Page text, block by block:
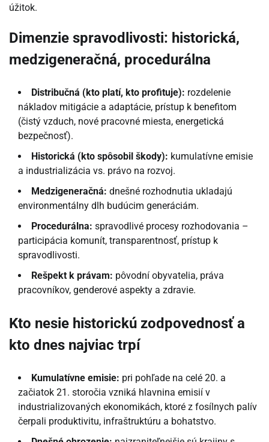
úžitok.
Dimenzie spravodlivosti: historická,
medzigeneračná, procedurálna
Distribučná (kto platí, kto profituje): rozdelenie
nákladov mitigácie a adaptácie, prístup k benefitom
(čistý vzduch, nové pracovné miesta, energetická
bezpečnosť).
Historická (kto spôsobil škody): kumulatívne emisie
a industrializácia vs. právo na rozvoj.
Medzigeneračná: dnešné rozhodnutia ukladajú
environmentálny dlh budúcim generáciám.
Procedurálna: spravodlivé procesy rozhodovania –
participácia komunít, transparentnosť, prístup k
spravodlivosti.
Rešpekt k právam: pôvodní obyvatelia, práva
pracovníkov, genderové aspekty a zdravie.
Kto nesie historickú zodpovednosť a
kto dnes najviac trpí
Kumulatívne emisie: pri pohľade na celé 20. a
začiatok 21. storočia vzniká hlavnina emisií v
industrializovaných ekonomikách, ktoré z fosílnych palív
čerpali produktivitu, infraštruktúru a bohatstvo.